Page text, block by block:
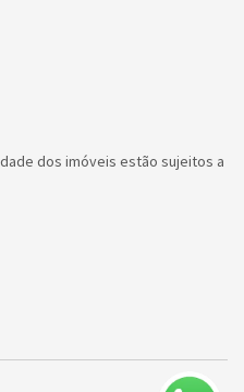
dos imóveis estão sujeitos a